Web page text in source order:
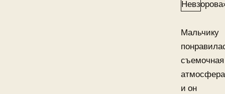
Мальчику
съемочная
и он